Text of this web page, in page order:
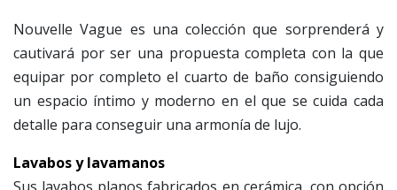
Nouvelle Vague es una colección que sorprenderá y
cautivará por ser una propuesta completa con la que
equipar por completo el cuarto de baño consiguiendo
un espacio íntimo y moderno en el que se cuida cada
detalle para conseguir una armonía de lujo.
Lavabos y lavamanos